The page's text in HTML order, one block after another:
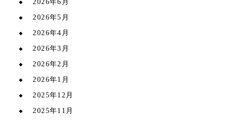
2026年6月
2026年5月
2026年4月
2026年3月
2026年2月
2026年1月
2025年12月
2025年11月